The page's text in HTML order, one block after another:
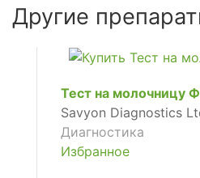
Другие
Тест на молочницу
Savyon Diagnostics
Диагностика
Избранное